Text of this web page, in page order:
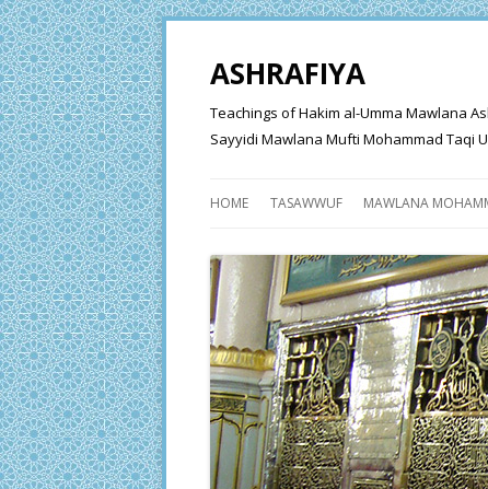
ASHRAFIYA
Teachings of Hakim al-Umma Mawlana
Sayyidi Mawlana Mufti Mohammad Taqi
HOME TASAWWUF MAWLANA